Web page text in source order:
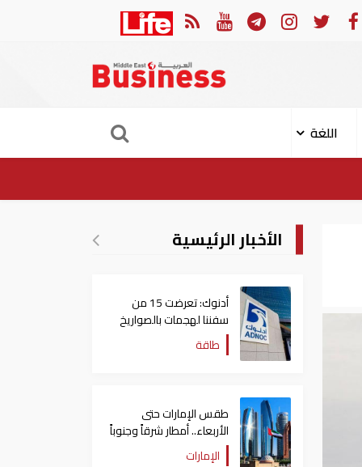
العربي والجامعة العربية يدينون الهجوم الحوثي على نجران بالسعودية
اللغة
الأخبار الرئيسية
أدنوك: تعرضت 15 من
سفننا لهجمات بالصواريخ
والطائرات المسيّرة منذ
بداية النزاع
طاقة
طقس الإمارات حتى
الأربعاء.. أمطار شرقاً وجنوباً
وانخفاض تدريجي للحرارة
الإمارات